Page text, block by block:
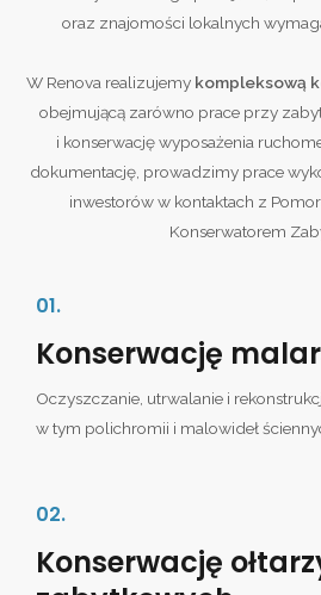
oraz znajomości lokalnych
W Renova realizujemy kompleksową
obejmującą zarówno prace przy
i konserwację wyposażenia
dokumentację, prowadzimy prace
inwestorów w kontaktach z
Konserwatorem
01.
Konserwację
Oczyszczanie, utrwalanie i
w tym polichromii i malowideł
02.
Konserwację